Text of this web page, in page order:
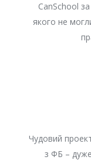
CanSchool
якого не
Чудовий
з ФБ –